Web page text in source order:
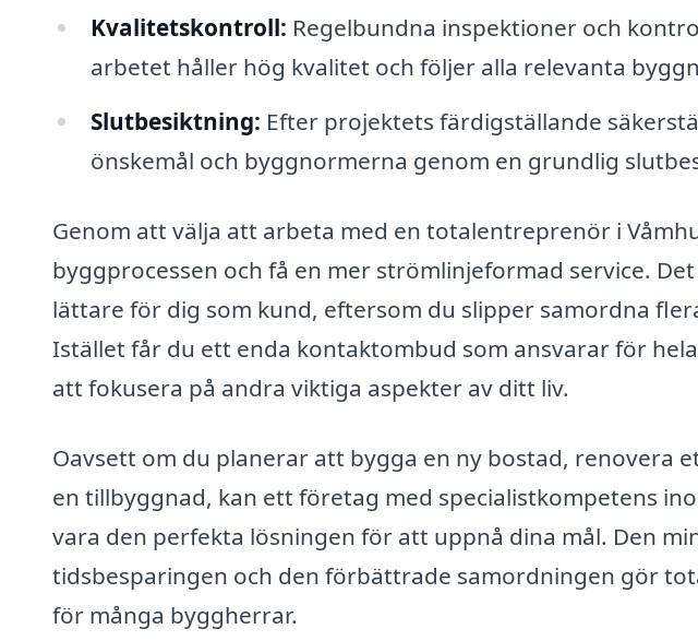
Kvalitetskontroll: Regelbundna inspektioner och
arbetet håller hög kvalitet och följer alla relevanta
Slutbesiktning: Efter projektets färdigställande
önskemål och byggnormerna genom en grundlig
Genom att välja att arbeta med en totalentreprenör i
byggprocessen och få en mer strömlinjeformad service.
lättare för dig som kund, eftersom du slipper samordna
Istället får du ett enda kontaktombud som ansvarar för
att fokusera på andra viktiga aspekter av ditt liv.
Oavsett om du planerar att bygga en ny bostad, renovera
en tillbyggnad, kan ett företag med specialistkompetens
vara den perfekta lösningen för att uppnå dina mål. Den
tidsbesparingen och den förbättrade samordningen gör
för många byggherrar.